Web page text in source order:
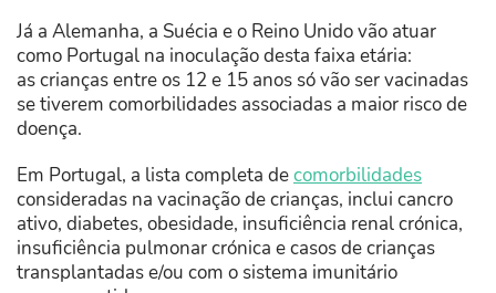
Já a Alemanha, a Suécia e o Reino Unido vão atuar
como Portugal na inoculação desta faixa etária:
as crianças entre os 12 e 15 anos só vão ser vacinadas
se tiverem comorbilidades associadas a maior risco de
doença.
Em Portugal, a lista completa decomorbilidades
consideradas na vacinação de crianças, inclui cancro
ativo, diabetes, obesidade, insuficiência renal crónica,
insuficiência pulmonar crónica e casos de crianças
transplantadas e/ou com o sistema imunitário